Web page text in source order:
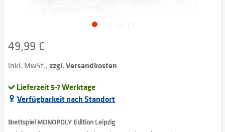
49,99 €
inkl. MwSt.,zzgl. Versandkosten
Lieferzeit 5-7 Werktage
Verfügbarkeit nach Standort
Brettspiel MONOPOLY Edition Leipzig